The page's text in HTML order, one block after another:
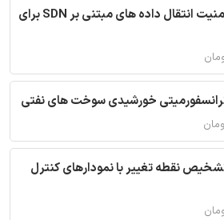
ترجمه مقاله امنیت انتقال داده های مبتنی بر SDN برای
خورشیدی سوخت های نفتی
نقطه تغییر با نمودارهای کنترل